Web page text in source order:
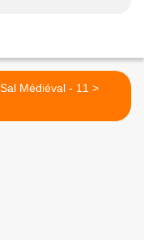
Sal Médiéval - 11 >